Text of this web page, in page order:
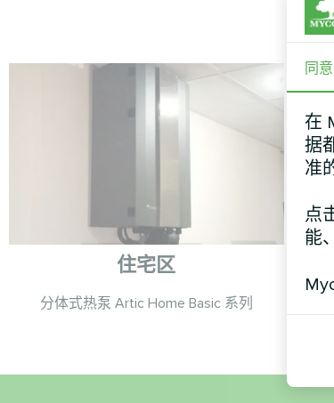
住宅区
分体式热泵 Artic Home Basic 系列
同
在
据
准
点
能